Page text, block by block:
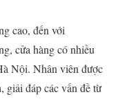
cao, đến với
cửa hàng có nhiều
Nội. Nhân viên được
giải đáp các vấn đề từ